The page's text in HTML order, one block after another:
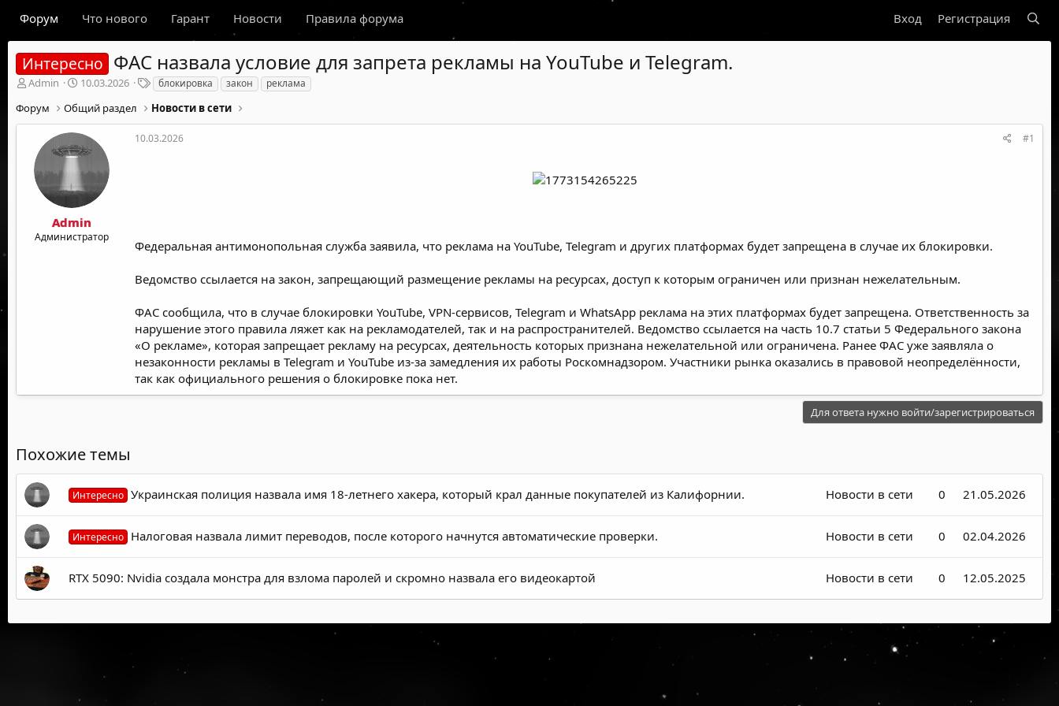
Форум Что нового Гарант Новости Правила форума Вход Регистрация
Интересно ФАС назвала условие для запрета рекламы на YouTube и Telegram.
А
т
о
м
Admin
Д
т
а
н
а
а
л
а
10.03.2026
Т
е
г
и
блокировка закон реклама
Форум Общий раздел Новости в сети
Admin
Администратор
10.03.2026 #1
Федеральная антимонопольная служба заявила, что реклама на YouTube, Telegram и других платформах будет запрещена в случае их блокировки.
Ведомство ссылается на закон, запрещающий размещение рекламы на ресурсах, доступ к которым ограничен или признан нежелательным.
ФАС сообщила, что в случае блокировки YouTube, VPN-сервисов, Telegram и WhatsApp реклама на этих платформах будет запрещена. Ответственность за
нарушение этого правила ляжет как на рекламодателей, так и на распространителей. Ведомство ссылается на часть 10.7 статьи 5 Федерального закона
«О рекламе», которая запрещает рекламу на ресурсах, деятельность которых признана нежелательной или ограничена. Ранее ФАС уже заявляла о
незаконности рекламы в Telegram и YouTube из-за замедления их работы Роскомнадзором. Участники рынка оказались в правовой неопределённости,
так как официального решения о блокировке пока нет.
Для ответа нужно войти/зарегистрироваться
Похожие темы
Интересно Украинская полиция назвала имя 18-летнего хакера, который крал данные покупателей из Калифорнии. Новости в сети 0 21.05.2026
Интересно Налоговая назвала лимит переводов, после которого начнутся автоматические проверки. Новости в сети 0 02.04.2026
RTX 5090: Nvidia создала монстра для взлома паролей и скромно назвала его видеокартой Новости в сети 0 12.05.2025